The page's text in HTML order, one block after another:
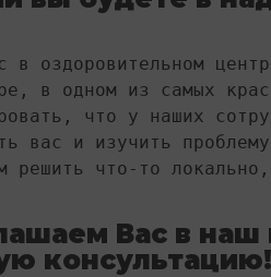
в оздоровительном
в одном из самых
что у наших
вас и изучить
решить что-то
Вас в
консультацию!